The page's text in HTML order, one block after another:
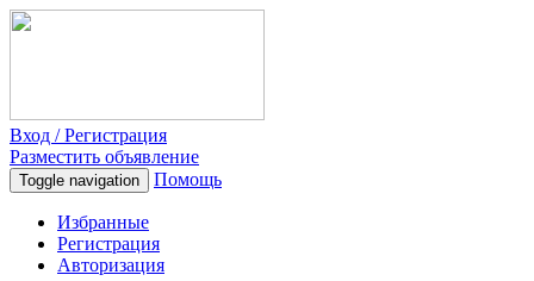
Вход / Регистрация
Разместить объявление
Toggle navigation Помощь
Избранные
Регистрация
Авторизация